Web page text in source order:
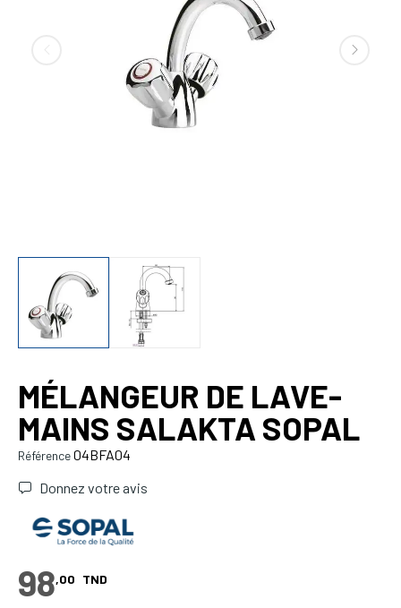
MÉLANGEUR DE LAVE-
MAINS SALAKTA SOPAL
Référence04BFA04
Donnez votre avis
98,00 TND